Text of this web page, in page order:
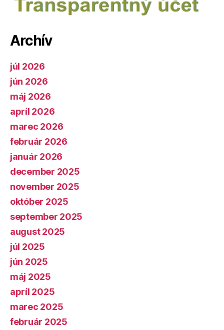
Archív
júl 2026
jún 2026
máj 2026
apríl 2026
marec 2026
február 2026
január 2026
december 2025
november 2025
október 2025
september 2025
august 2025
júl 2025
jún 2025
máj 2025
apríl 2025
marec 2025
február 2025